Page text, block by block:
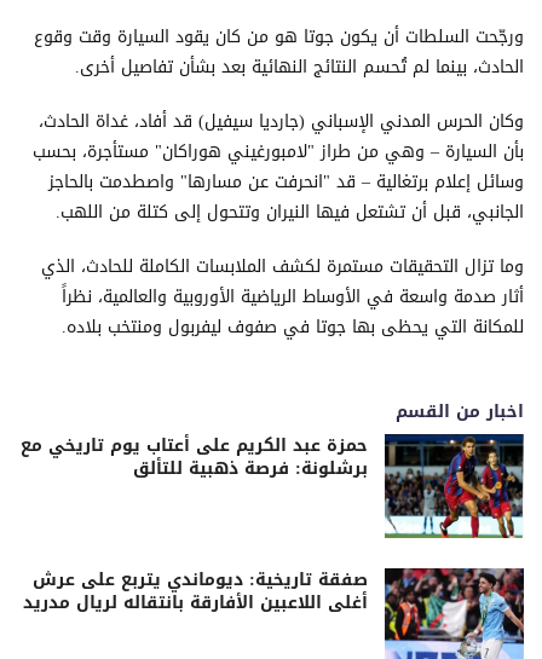
ورجّحت السلطات أن يكون جوتا هو من كان يقود السيارة وقت وقوع
الحادث، بينما لم تُحسم النتائج النهائية بعد بشأن تفاصيل أخرى.
وكان الحرس المدني الإسباني (جارديا سيفيل) قد أفاد، غداة الحادث،
بأن السيارة – وهي من طراز "لامبورغيني هوراكان" مستأجرة، بحسب
وسائل إعلام برتغالية – قد "انحرفت عن مسارها" واصطدمت بالحاجز
الجانبي، قبل أن تشتعل فيها النيران وتتحول إلى كتلة من اللهب.
وما تزال التحقيقات مستمرة لكشف الملابسات الكاملة للحادث، الذي
أثار صدمة واسعة في الأوساط الرياضية الأوروبية والعالمية، نظراً
للمكانة التي يحظى بها جوتا في صفوف ليفربول ومنتخب بلاده.
اخبار من القسم
حمزة عبد الكريم على أعتاب يوم تاريخي مع
برشلونة: فرصة ذهبية للتألق
صفقة تاريخية: ديوماندي يتربع على عرش
أغلى اللاعبين الأفارقة بانتقاله لريال مدريد